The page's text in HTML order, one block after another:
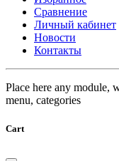
Сравнение
Личный кабинет
Новости
Контакты
Place here any module,
menu, categories
Cart